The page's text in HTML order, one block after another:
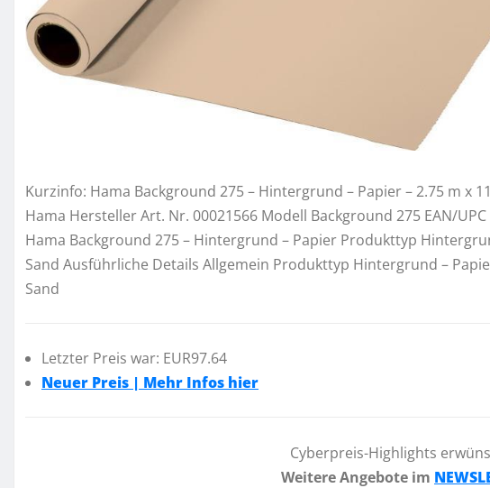
Kurzinfo: Hama Background 275 – Hintergrund – Papier – 2.75 m x
Hama Hersteller Art. Nr. 00021566 Modell Background 275 EAN/
Hama Background 275 – Hintergrund – Papier Produkttyp
Sand Ausführliche Details Allgemein Produkttyp Hintergrund –
Sand
Letzter Preis war: EUR97.64
Neuer Preis | Mehr Infos hier
Cyberpreis-Highlights
Weitere Angebote im